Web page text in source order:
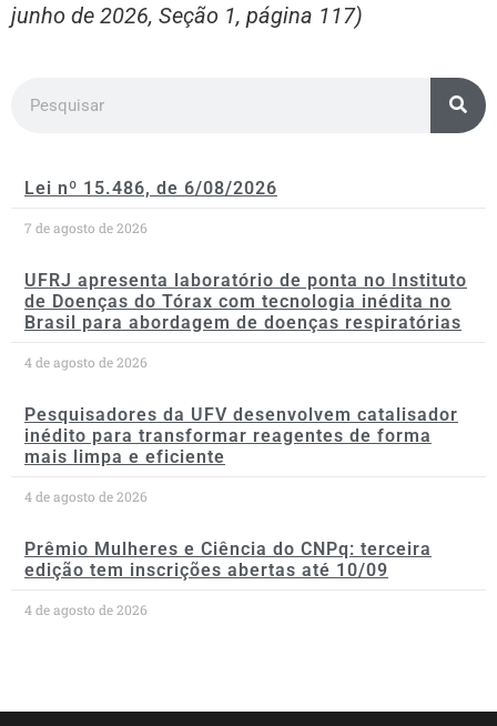
junho de 2026, Seção 1, página 117)
Lei nº 15.486, de 6/08/2026
7 de agosto de 2026
UFRJ apresenta laboratório de ponta no Instituto
de Doenças do Tórax com tecnologia inédita no
Brasil para abordagem de doenças respiratórias
4 de agosto de 2026
Pesquisadores da UFV desenvolvem catalisador
inédito para transformar reagentes de forma
mais limpa e eficiente
4 de agosto de 2026
Prêmio Mulheres e Ciência do CNPq: terceira
edição tem inscrições abertas até 10/09
4 de agosto de 2026